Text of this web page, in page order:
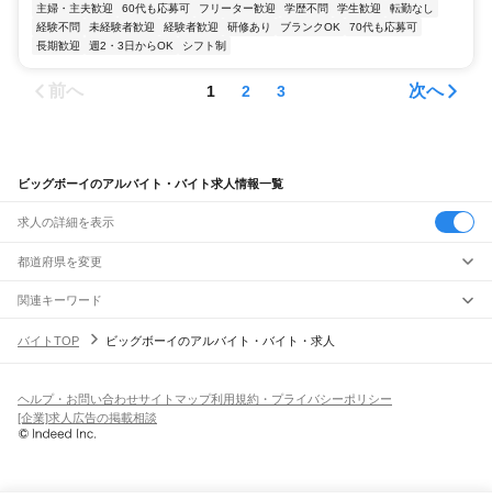
主婦・主夫歓迎
60代も応募可 フリーター歓迎 学歴不問 学生歓迎
転勤なし
経験不問
未経験者歓迎 経験者歓迎 研修あり ブランクOK
70代も応募可
長期歓迎
週2・3日からOK シフト制
前へ 1 2 3 次へ
ビッグボーイのアルバイト・バイト求人情報一覧
求人の詳細を表示
都道府県を変更
関連キーワード
バイトTOP
ビッグボーイのアルバイト・バイト・求人
ヘルプ・お問い合わせサイトマップ利用規約・プライバシーポリシー
[企業]求人広告の掲載相談